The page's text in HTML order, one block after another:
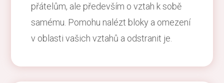
přátelům, ale především o vztah k sobě
samému. Pomohu nalézt bloky a omezení
v oblasti vašich vztahů a odstranit je.